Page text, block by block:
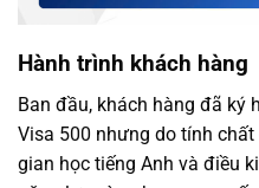
Hành trình khách hàng
Ban đầu, khách hàng đã
Visa 500 nhưng do tính
gian học tiếng Anh và điều